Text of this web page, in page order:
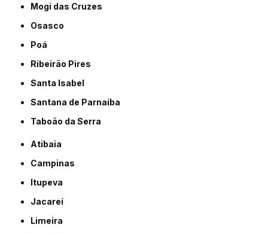
Mogi das Cruzes
Osasco
Poá
Ribeirão Pires
Santa Isabel
Santana de Parnaíba
Taboão da Serra
Atibaia
Campinas
Itupeva
Jacareí
Limeira